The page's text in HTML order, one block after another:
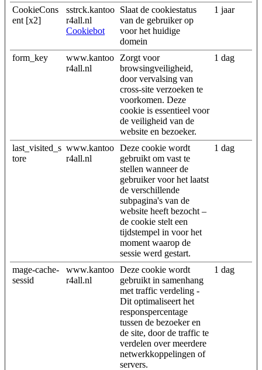
CookieCons
ent [x2]
sstrck.kantoo
r4all.nl
Cookiebot
Slaat de cookiestatus
van de gebruiker op
voor het huidige
domein
1 jaar
form_key
www.kantoo
r4all.nl
Zorgt voor
browsingveiligheid,
door vervalsing van
cross-site verzoeken te
voorkomen. Deze
cookie is essentieel voor
de veiligheid van de
website en bezoeker.
1 dag
last_visited_s
tore
www.kantoo
r4all.nl
Deze cookie wordt
gebruikt om vast te
stellen wanneer de
gebruiker voor het laatst
de verschillende
subpagina's van de
website heeft bezocht –
de cookie stelt een
tijdstempel in voor het
moment waarop de
sessie werd gestart.
1 dag
mage-cache-
sessid
www.kantoo
r4all.nl
Deze cookie wordt
gebruikt in samenhang
met traffic verdeling -
Dit optimaliseert het
responspercentage
tussen de bezoeker en
de site, door de traffic te
verdelen over meerdere
netwerkkoppelingen of
servers.
1 dag